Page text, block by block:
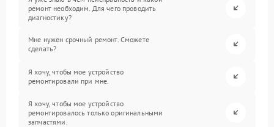
ремонт необходим. Для чего проводить
диагностику?
Мне нужен срочный ремонт. Сможете
сделать?
Я хочу, чтобы мое устройство
ремонтировали при мне.
Я хочу, чтобы мое устройство
ремонтировалось только оригинальными
запчастями.